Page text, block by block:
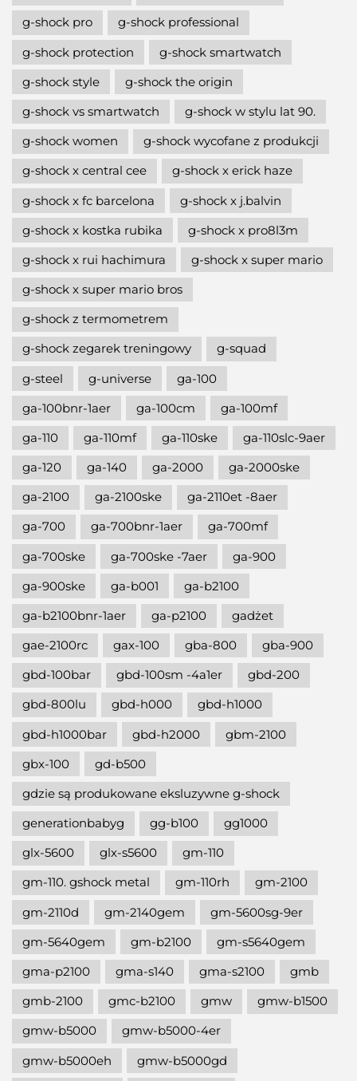
g-shock pro
g-shock professional
g-shock protection
g-shock smartwatch
g-shock style
g-shock the origin
g-shock vs smartwatch
g-shock w stylu lat 90.
g-shock women
g-shock wycofane z produkcji
g-shock x central cee
g-shock x erick haze
g-shock x fc barcelona
g-shock x j.balvin
g-shock x kostka rubika
g-shock x pro8l3m
g-shock x rui hachimura
g-shock x super mario
g-shock x super mario bros
g-shock z termometrem
g-shock zegarek treningowy
g-squad
g-steel
g-universe
ga-100
ga-100bnr-1aer
ga-100cm
ga-100mf
ga-110
ga-110mf ga-110ske
ga-110slc-9aer
ga-120
ga-140 ga-2000
ga-2000ske
ga-2100
ga-2100ske
ga-2110et -8aer
ga-700
ga-700bnr-1aer
ga-700mf
ga-700ske
ga-700ske -7aer
ga-900
ga-900ske
ga-b001
ga-b2100
ga-b2100bnr-1aer
ga-p2100
gadżet
gae-2100rc
gax-100 gba-800
gba-900
gbd-100bar
gbd-100sm -4a1er
gbd-200
gbd-800lu
gbd-h000
gbd-h1000
gbd-h1000bar
gbd-h2000
gbm-2100
gbx-100
gd-b500
gdzie są produkowane eksluzywne g-shock
generationbabyg
gg-b100
gg1000
glx-5600
glx-s5600
gm-110
gm-110. gshock metal
gm-110rh
gm-2100
gm-2110d
gm-2140gem
gm-5600sg-9er
gm-5640gem
gm-b2100
gm-s5640gem
gma-p2100
gma-s140 gma-s2100
gmb
gmb-2100
gmc-b2100 gmw
gmw-b1500
gmw-b5000
gmw-b5000-4er
gmw-b5000eh
gmw-b5000gd